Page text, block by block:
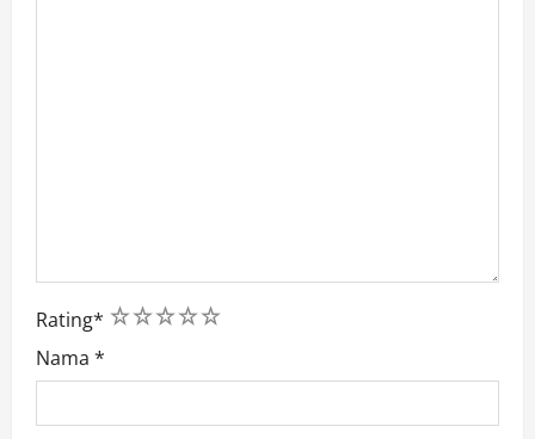
Rating* 5
4
3
2
1
Nama *